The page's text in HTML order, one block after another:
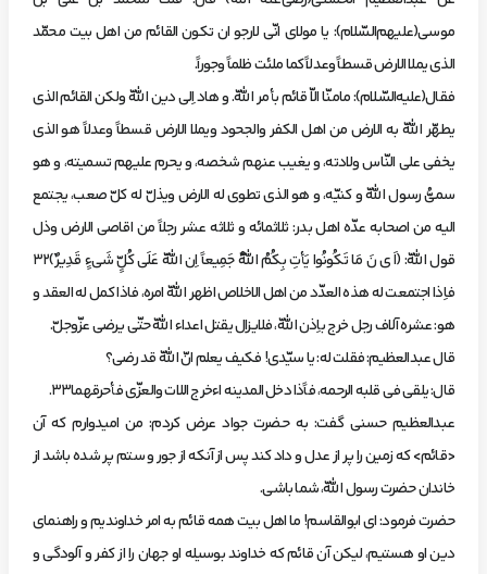
موسي(عليهم‌السّلام): يا مولاي انّي لارجو ان‌ تكون‌ القائم‌ من‌ اهل‌ بيت‌ محمّد
الذي يملا‌ الارض‌ قسطاً وعدلاً كما ملئت‌ ظلماً وجوراً.
فقال(عليه‌السّلام): مامنّا الاّ قائم‌ بأمر اللّه. و هاد اِلي دين اللّه ولكن‌ القائم‌ الذي
يطهّر اللّه‌ به‌ الارض‌ من‌ اهل‌ الكفر والجحود ويملا الارض‌ قسطاً وعدلاً هو الذي
يخفي‌ علي‌ النّاس‌ ولادته، و يغيب‌ عنهم‌ شخصه، و يحرم‌ عليهم‌ تسميته، و هو
سميُّ رسول‌ اللّه‌ و كنيّه، و هو الذي تطوي‌ له‌ الارض‌ ويذلّ له‌ كلّ صعب، يجتمع‌
اليه‌ من‌ اصحابه‌ عدّه‌ اهل‌ بدر: ثلاثمائه‌ و ثلاثه‌ عشر رجلاً من‌ اقاصي الارض‌ وذل
قول‌ اللّه: (اَ ي ‏نَ مَا تَكُونُوا يَأتِ بِكُمُ اللّهُ جَمِيعاً اِن اللّهَ عَلَي كُلٍّ شَيءٍ قَدِيرٌ)32
‌فاِذا اجتمعت‌ له‌ هذه‌ العدّد من‌ اهل‌ الاخلاص‌ اظهر اللّه‌ امره، فاذا كمل‌ له‌ العقد و
هو: عشره‌ آلاف‌ رجل‌ خرج‌ باِذن‌ اللّه، فلايزال‌ يقتل‌ اعداء اللّه‌ حتّي‌ يرضي‌ عزّوجلّ.
‌قال‌ عبدالعظيم: فقلت‌ له: يا سيّدي! فكيف‌ يعلم‌ انّ اللّه‌ قد رضي؟
‌قال: يلقي‌ في قلبه‌ الرحمه، فاًذا دخل‌ المدينه‌ اءخرج‌ اللات‌ والعزّي‌ فأحرقهما33.
‌عبدالعظيم‌ حسني‌ گفت: به‌ حضرت‌ جواد عرض‌ كردم: من‌ اميدوارم‌ كه‌ آن‌
<قائم> كه‌ زمين‌ را پر از عدل‌ و داد كند پس‌ از آنكه‌ از جور و ستم‌ پر شده‌ باشد از
خاندان‌ حضرت‌ رسول‌ اللّه، شما باشي.
حضرت‌ فرمود: اي‌ ابوالقاسم! ما اهل‌ بيت‌ همه‌ قائم‌ به‌ امر خداونديم‌ و راهنماي‌
دين‌ او هستيم، ليكن‌ آن‌ قائم‌ كه‌ خداوند بوسيله‌ او جهان‌ را از كفر و آلودگي‌ و